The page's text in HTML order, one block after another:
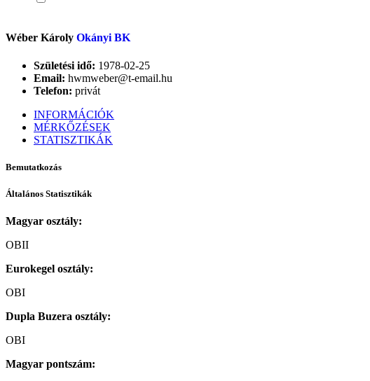
Wéber Károly Okányi BK
Születési idő: 1978-02-25
Email: hwmweber@t-email.hu
Telefon: privát
INFORMÁCIÓK
MÉRKŐZÉSEK
STATISZTIKÁK
Bemutatkozás
Általános Statisztikák
Magyar osztály:
OBII
Eurokegel osztály:
OBI
Dupla Buzera osztály:
OBI
Magyar pontszám: